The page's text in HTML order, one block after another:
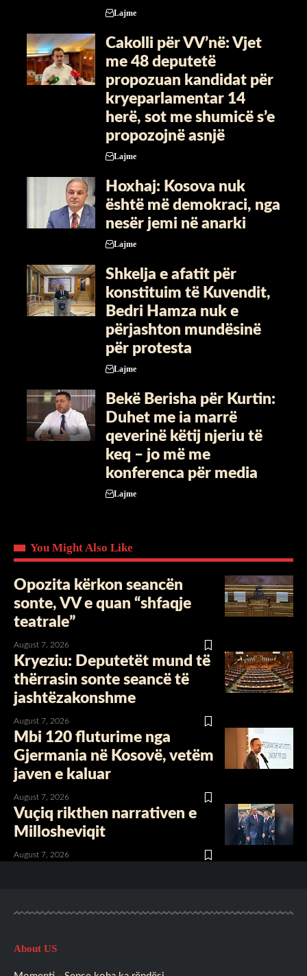
Lajme
Cakolli për VV’në: Vjet
me 48 deputetë
propozuan kandidat për
kryeparlamentar 14
herë, sot me shumicë s’e
propozojnë asnjë
Lajme
Hoxhaj: Kosova nuk
është më demokraci, nga
nesër jemi në anarki
Lajme
Shkelja e afatit për
konstituim të Kuvendit,
Bedri Hamza nuk e
përjashton mundësinë
për protesta
Lajme
Bekë Berisha për Kurtin:
Duhet me ia marrë
qeverinë këtij njeriu të
keq – jo më me
konferenca për media
Lajme
You Might Also Like
Opozita kërkon seancën
sonte, VV e quan “shfaqje
teatrale”
August 7, 2026
Kryeziu: Deputetët mund të
thërrasin sonte seancë të
jashtëzakonshme
August 7, 2026
Mbi 120 fluturime nga
Gjermania në Kosovë, vetëm
javen e kaluar
August 7, 2026
Vuçiq rikthen narrativen e
Millosheviqit
August 7, 2026
About US